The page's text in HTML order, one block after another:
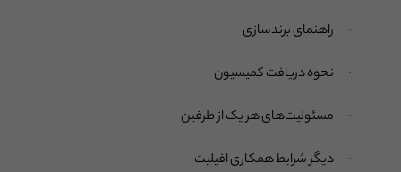
· راهنمای برندسازی
· نحوه دریافت کمیسیون
· مسئولیت‌های هر یک از طرفین
· دیگر شرایط همکاری افیلیت